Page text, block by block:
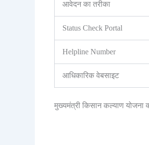
आवेदन का तरीका
Status Check Portal
Helpline Number
आधिकारिक वेबसाइट
मुख्यमंत्री किसान कल्याण योजना